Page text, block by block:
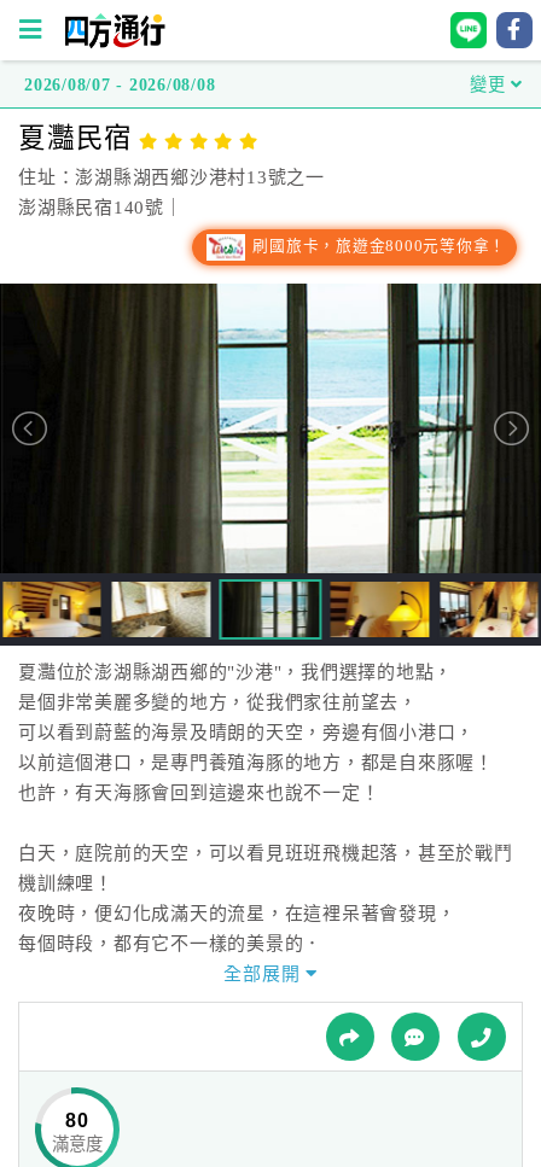
方
通
行
房
跟
飯
店
訂
房
HOT
特
民
宿
球
網
2026/08/07 - 2026/08/08 變更
夏灩民宿
住址：澎湖縣湖西鄉沙港村13號之一
澎湖縣民宿140號｜
刷國旅卡，旅遊金8000元等你拿！
夏灩位於澎湖縣湖西鄉的"沙港"，我們選擇的地點，
是個非常美麗多變的地方，從我們家往前望去，
可以看到蔚藍的海景及晴朗的天空，旁邊有個小港口，
以前這個港口，是專門養殖海豚的地方，都是自來豚喔！
也許，有天海豚會回到這邊來也說不一定！
白天，庭院前的天空，可以看見班班飛機起落，甚至於戰鬥
機訓練哩！
夜晚時，便幻化成滿天的流星，在這裡呆著會發現，
每個時段，都有它不一樣的美景的．
現在，我們住在這裡，我們是越來越愛這邊的一草一木，
也慢慢了解我家壽興先生，為什麼那樣執意要在這定居，
沒看過他那樣快樂，他常常會跟我說：這邊有好多好多資源
退潮時，可踏步海岸撿拾貝殼、捉螃蟹、抱礅等，
可以撿到很多珍寶，前幾天，還看到保育類的貝類．
還有燈籠魚等．甚至於每天可以捉螃蟹跟海瓜子來吃呢！
全部展開
80
滿意度